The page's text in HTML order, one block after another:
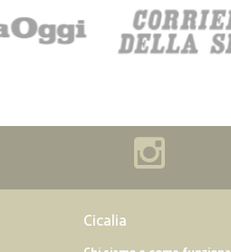
Cicalia